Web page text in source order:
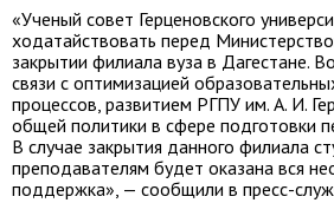
«Ученый совет Герценовского
ходатайствовать перед
закрытии филиала вуза в Дагестане.
связи с оптимизацией
процессов, развитием РГПУ им. А. И.
общей политики в сфере подготовки
В случае закрытия данного филиала
преподавателям будет оказана вся
поддержка», — сообщили в пресс-